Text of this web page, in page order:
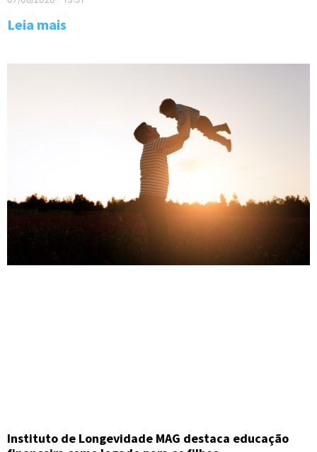
Leia mais
Instituto de Longevidade MAG destaca educação